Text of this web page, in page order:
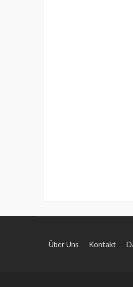
Über Uns Kontakt